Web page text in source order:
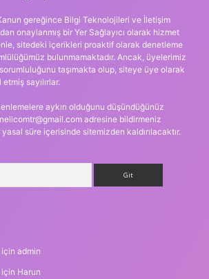
gereğince Bilgi Teknolojileri ve İletişim
onaylanmış bir Yer Sağlayıcı olarak hizmet
sitedeki içerikleri proaktif olarak denetleme
bulunmamaktadır. Ancak, üyelerimiz
taşımakta olup, siteye üye olarak
sayılırlar.
aykırı olduğunu düşündüğünüz
adresine bildirmeniz
süre içerisinde sitemizden kaldırılacaktır.
için admin
için Harun